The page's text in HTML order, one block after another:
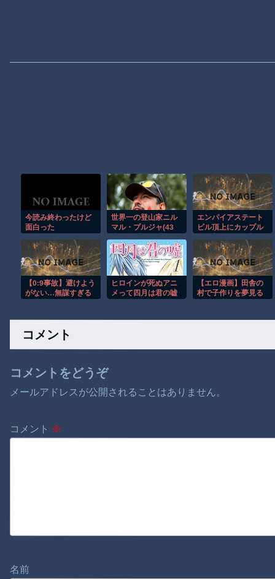
今読み終わったけど
面白った
世界一の登山家ニル
マル・プルジャ(43
エンパイアステート
ビル頂上にカップル
事件！！
【0:9事故】避けよう
がない…無謀すぎる
ヒロインが死ぬアニ
メって四月は君の嘘
【エロ漫画】田舎の
村で子作りを夢見る
出し乱交ライフ！
コメント
コメントをどうぞ
メールアドレスが公開されることはありません。
コメント ※
名前